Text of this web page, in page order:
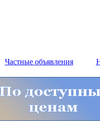
Частные объявления